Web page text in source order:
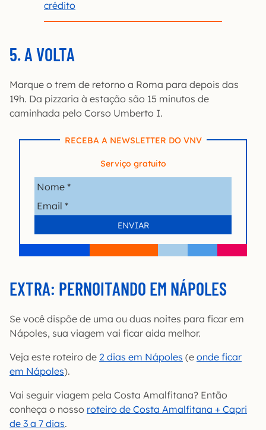
crédito
5. A VOLTA
Marque o trem de retorno a Roma para depois das
19h. Da pizzaria à estação são 15 minutos de
caminhada pelo Corso Umberto I.
RECEBA A NEWSLETTER DO VNV
Serviço gratuito
EXTRA: PERNOITANDO EM NÁPOLES
Se você dispõe de uma ou duas noites para ficar em
Nápoles, sua viagem vai ficar aida melhor.
Veja este roteiro de 2 dias em Nápoles (e onde ficar
em Nápoles).
Vai seguir viagem pela Costa Amalfitana? Então
conheça o nosso roteiro de Costa Amalfitana + Capri
de 3 a 7 dias.